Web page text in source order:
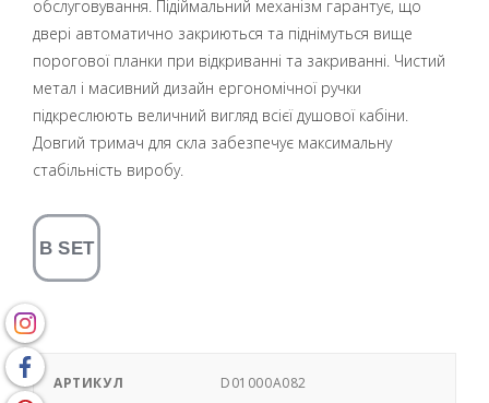
обслуговування. Підіймальний механізм гарантує, що
двері автоматично закриються та піднімуться вище
порогової планки при відкриванні та закриванні. Чистий
метал і масивний дизайн ергономічної ручки
підкреслюють величний вигляд всієї душової кабіни.
Довгий тримач для скла забезпечує максимальну
стабільність виробу.
АРТИКУЛ D01000A082